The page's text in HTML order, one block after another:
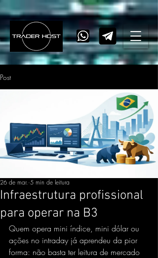
Post
Infraestrutura profissional
para operar na B3
26 de mar. 5 min de leitura
Quem opera mini índice, mini dólar ou
ações no intraday já aprendeu da pior
forma: não basta ter leitura de mercado